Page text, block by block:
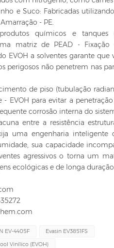
e Suco: Fabricadas
- PE.
químicos e tanques
matriz de PEAD -
EVOH a solventes garante
perigosos não penetrem nas
de piso (tubulação
- EVOH para evitar a
corrosão interna do
entre a resistência
uma engenharia inteligente
sua capacidade
agressivos o torna um
ecológicas e de longa duração.
EV-4405F
Evasin EV3851FS
Vinílico (EVOH)